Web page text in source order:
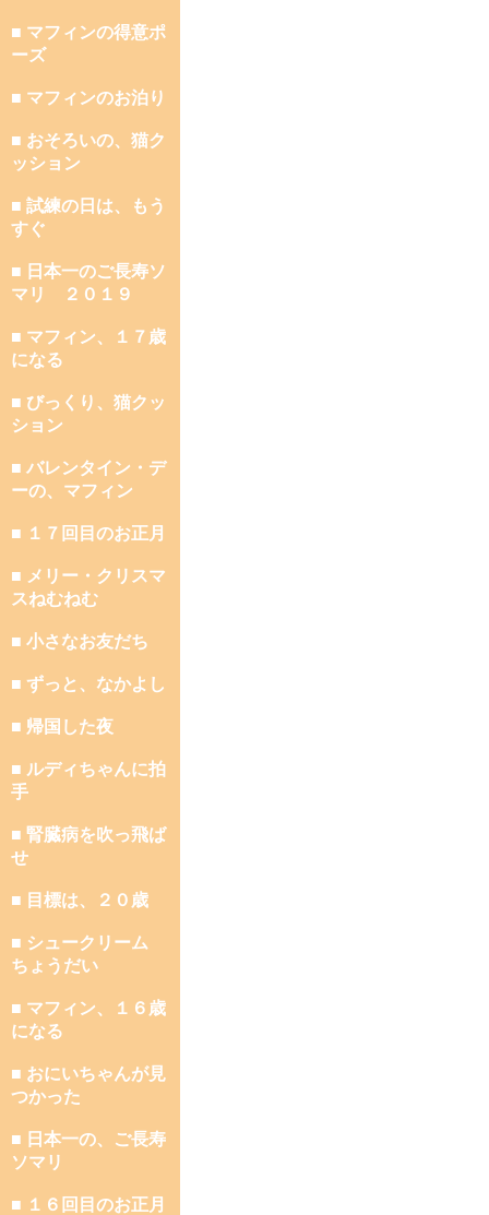
■ マフィンの得意ポ
ーズ
■ マフィンのお泊り
■ おそろいの、猫ク
ッション
■ 試練の日は、もう
すぐ
■ 日本一のご長寿ソ
マリ ２０１９
■ マフィン、１７歳
になる
■ びっくり、猫クッ
ション
■ バレンタイン・デ
ーの、マフィン
■ １７回目のお正月
■ メリー・クリスマ
スねむねむ
■ 小さなお友だち
■ ずっと、なかよし
■ 帰国した夜
■ ルディちゃんに拍
手
■ 腎臓病を吹っ飛ば
せ
■ 目標は、２０歳
■ シュークリーム
ちょうだい
■ マフィン、１６歳
になる
■ おにいちゃんが見
つかった
■ 日本一の、ご長寿
ソマリ
■ １６回目のお正月